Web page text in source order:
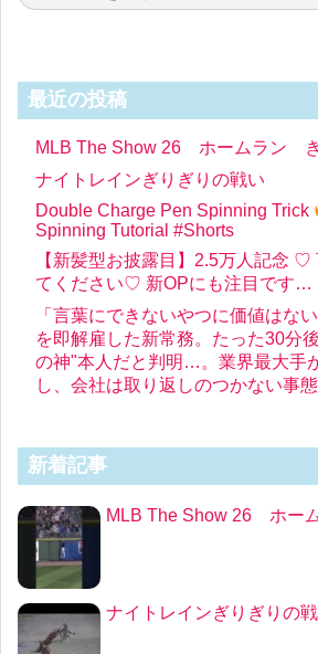
最近の投稿
MLB The Show 26 ホームラン
ナイトレインぎりぎりの戦い
Double Charge Pen Spinning Trick
Spinning Tutorial #Shorts
【新髪型お披露目】2.5万人記念 ♡
てください♡ 新OPにも注目です…
「言葉にできないやつに価値はな
を即解雇した新常務。たった30分
の神"本人だと判明…。業界最大手
し、会社は取り返しのつかない事態
新着記事
MLB The Show 26 ホー
ナイトレインぎりぎりの